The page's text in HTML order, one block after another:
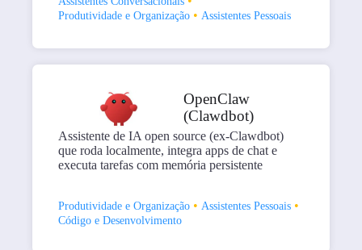
Produtividade e Organização • Assistentes Pessoais
OpenClaw
(Clawdbot)
Assistente de IA open source (ex-Clawdbot)
que roda localmente, integra apps de chat e
executa tarefas com memória persistente
Produtividade e Organização • Assistentes Pessoais •
Código e Desenvolvimento